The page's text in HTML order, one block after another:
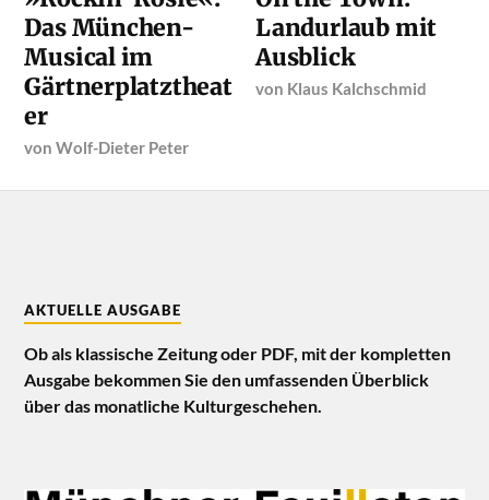
Das München-
Musical im
Gärtnerplatztheat
er
vonWolf-Dieter Peter
Landurlaub mit
Ausblick
von Klaus Kalchschmid
AKTUELLE AUSGABE
Ob als klassische Zeitung oder PDF, mit der kompletten
Ausgabe bekommen Sie den umfassenden Überblick
über das monatliche Kulturgeschehen.